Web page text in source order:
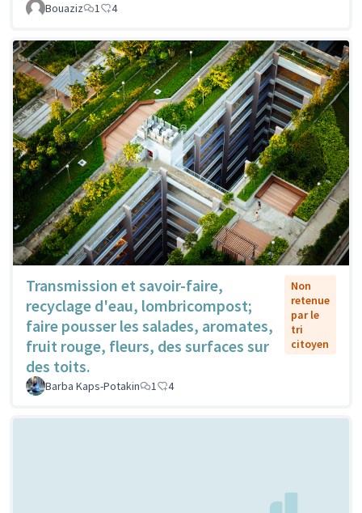
Bouaziz
1 4
Transmission et savoir-faire,
recyclage d'eau, lombricompost;
faire pousser les salades, aromates,
fruit rouge, fleurs, des surfaces sur
des toits.
Non
retenue
par le
tri
citoyen
Barba Kaps-Potakin 1 4